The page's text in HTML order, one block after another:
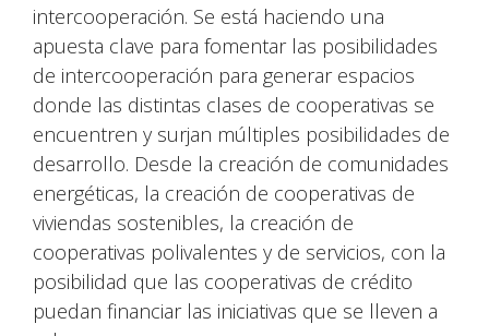
intercooperación. Se está haciendo una
apuesta clave para fomentar las posibilidades
de intercooperación para generar espacios
donde las distintas clases de cooperativas se
encuentren y surjan múltiples posibilidades de
desarrollo. Desde la creación de comunidades
energéticas, la creación de cooperativas de
viviendas sostenibles, la creación de
cooperativas polivalentes y de servicios, con la
posibilidad que las cooperativas de crédito
puedan financiar las iniciativas que se lleven a